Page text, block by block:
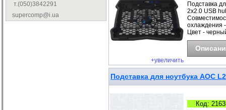
т.(050)3842291
supercomp@i.ua
+увеличить
Подставка
2x2.0 USB
охлаждения
Цвет -
Подставка для ноутбука AOC
Код: